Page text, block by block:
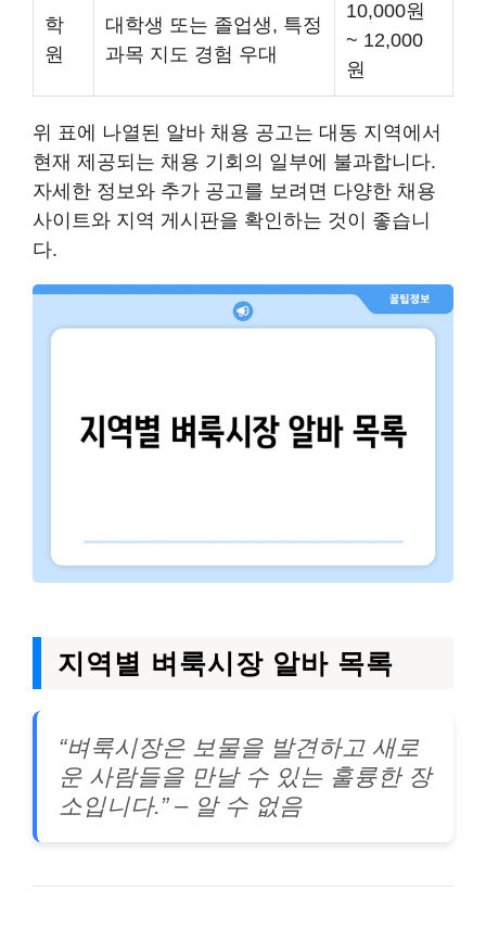
학
원
대학생 또는 졸업생, 특정
과목 지도 경험 우대
10,000원
~ 12,000
원
위 표에 나열된 알바 채용 공고는 대동 지역에서
현재 제공되는 채용 기회의 일부에 불과합니다.
자세한 정보와 추가 공고를 보려면 다양한 채용
사이트와 지역 게시판을 확인하는 것이 좋습니
다.
지역별 벼룩시장 알바 목록
“벼룩시장은 보물을 발견하고 새로
운 사람들을 만날 수 있는 훌륭한 장
소입니다.”– 알 수 없음